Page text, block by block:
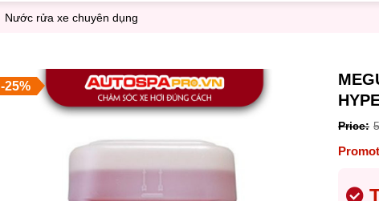
Nước rửa xe chuyên dụng
-25%
was: